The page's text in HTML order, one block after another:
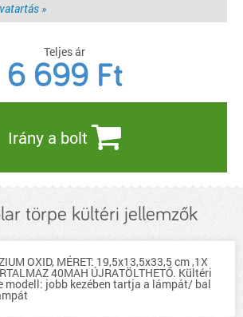
»
Teljes ár
6 699 Ft
Irány a bolt
törpe kültéri jellemzők
OXID, MÉRET: 19,5x13,5x33,5 cm ,1X
40MAH ÚJRATÖLTHETŐ. Kültéri
modell: jobb kezében tartja a lámpát/ bal